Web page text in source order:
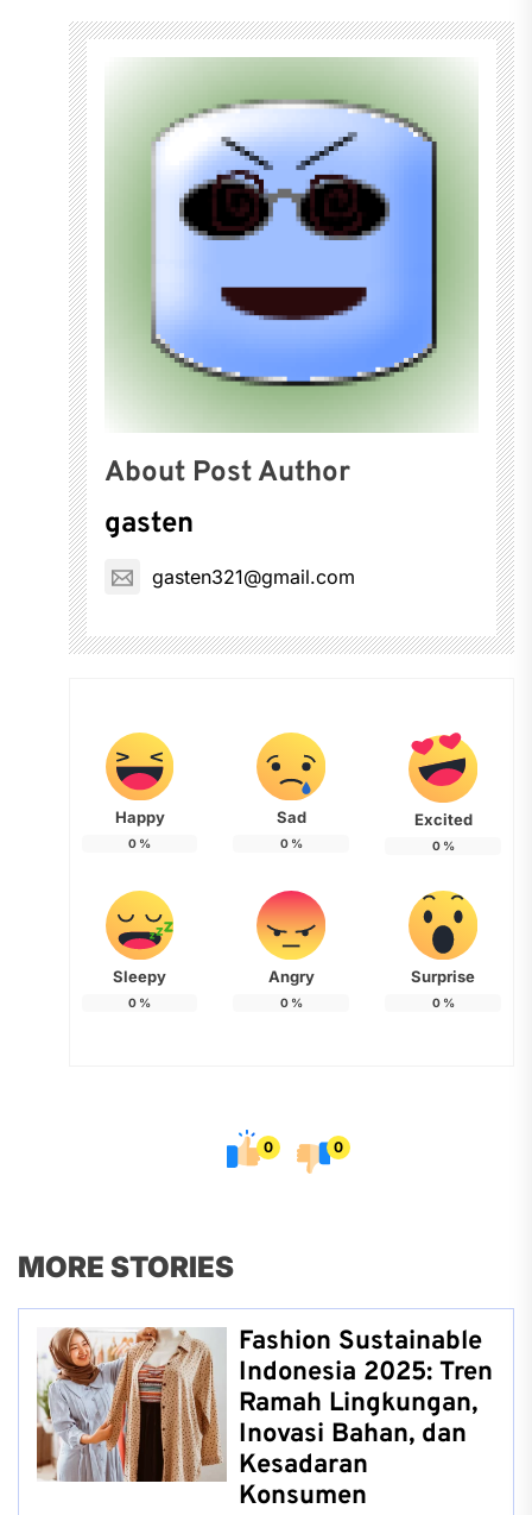
About Post Author
gasten
gasten321@gmail.com
Happy
0 %
Sad
0%
Excited
0%
Sleepy
0 %
Angry
0%
Surprise
0%
0 0
MORE STORIES
Fashion Sustainable
Indonesia 2025: Tren
Ramah Lingkungan,
Inovasi Bahan, dan
Kesadaran
Konsumen